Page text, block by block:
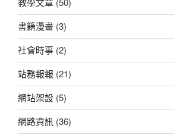
書籍漫畫 (3)
社會時事 (2)
站務報報 (21)
網站架設 (5)
網路資訊 (36)